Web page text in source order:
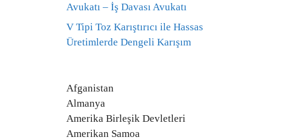
Avukatı – İş Davası Avukatı
V Tipi Toz Karıştırıcı ile Hassas
Üretimlerde Dengeli Karışım
Afganistan
Almanya
Amerika Birleşik Devletleri
Amerikan Samoa